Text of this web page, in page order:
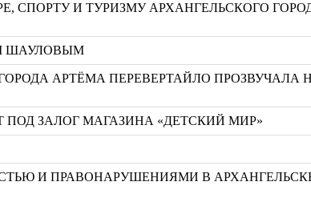
И ТУРИЗМУ АРХАНГЕЛЬСКОГО
ШАУЛОВЫМ
АРТЁМА ПЕРЕВЕРТАЙЛО ПРОЗВУЧАЛА
ЗАЛОГ МАГАЗИНА «ДЕТСКИЙ МИР»
И ПРАВОНАРУШЕНИЯМИ В